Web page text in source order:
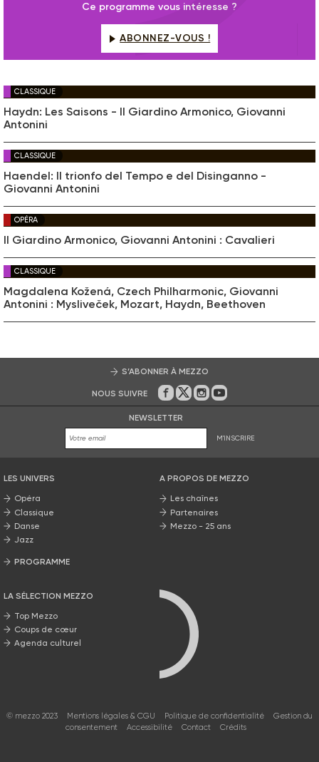
Ce programme vous intéresse ?
ABONNEZ-VOUS !
CLASSIQUE
Haydn: Les Saisons - Il Giardino Armonico, Giovanni
Antonini
CLASSIQUE
Haendel: Il trionfo del Tempo e del Disinganno -
Giovanni Antonini
OPÉRA
Il Giardino Armonico, Giovanni Antonini : Cavalieri
CLASSIQUE
Magdalena Kožená, Czech Philharmonic, Giovanni
Antonini : Mysliveček, Mozart, Haydn, Beethoven
S’ABONNER À MEZZO
NOUS SUIVRE Sur Facebook
Sur Twitter
Sur Instagram
Sur Youtube
NEWSLETTER
M'INSCRIRE
LES UNIVERS
Opéra
Classique
Danse
Jazz
PROGRAMME
LA SÉLECTION MEZZO
Top Mezzo
Coups de cœur
Agenda culturel
A PROPOS DE MEZZO
Les chaînes
Partenaires
Mezzo - 25 ans
© mezzo 2023 Mentions légales & CGU Politique de confidentialité
Gestion du
consentement
Accessibilité Contact Crédits